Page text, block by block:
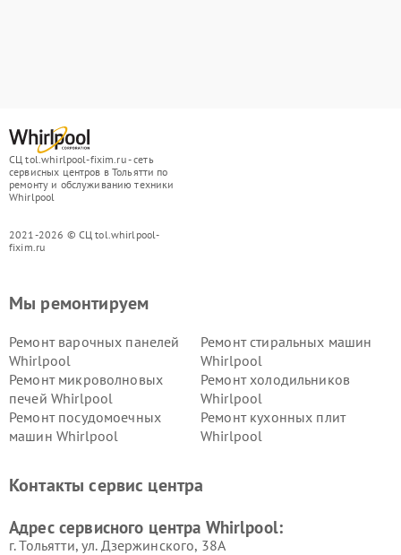
СЦ tol.whirlpool-fixim.ru - сеть
сервисных центров в Тольятти по
ремонту и обслуживанию техники
Whirlpool
2021-2026 © СЦ tol.whirlpool-
fixim.ru
Мы ремонтируем
Ремонт варочных панелей
Whirlpool
Ремонт стиральных машин
Whirlpool
Ремонт микроволновых
печей Whirlpool
Ремонт холодильников
Whirlpool
Ремонт посудомоечных
машин Whirlpool
Ремонт кухонных плит
Whirlpool
Контакты сервис центра
Адрес сервисного центра Whirlpool:
г. Тольятти, ул. Дзержинского, 38А